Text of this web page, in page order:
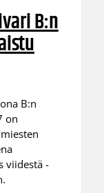
B:n
B:n
on
viidestä -